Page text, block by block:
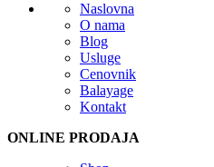
Naslovna
O nama
Blog
Usluge
Cenovnik
Balayage
Kontakt
ONLINE PRODAJA